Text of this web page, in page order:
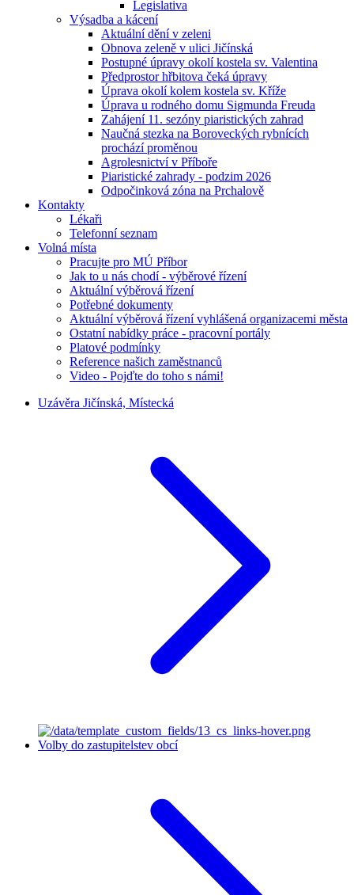
Legislativa
Výsadba a kácení
Aktuální dění v zeleni
Obnova zeleně v ulici Jičínská
Postupné úpravy okolí kostela sv. Valentina
Předprostor hřbitova čeká úpravy
Úprava okolí kolem kostela sv. Kříže
Úprava u rodného domu Sigmunda Freuda
Zahájení 11. sezóny piaristických zahrad
Naučná stezka na Boroveckých rybnících
prochází proměnou
Agrolesnictví v Příboře
Piaristické zahrady - podzim 2026
Odpočinková zóna na Prchalově
Kontakty
Lékaři
Telefonní seznam
Volná místa
Pracujte pro MÚ Příbor
Jak to u nás chodí - výběrové řízení
Aktuální výběrová řízení
Potřebné dokumenty
Aktuální výběrová řízení vyhlášená organizacemi města
Ostatní nabídky práce - pracovní portály
Platové podmínky
Reference našich zaměstnanců
Video - Pojďte do toho s námi!
Uzávěra Jičínská, Místecká
Volby do zastupitelstev obcí